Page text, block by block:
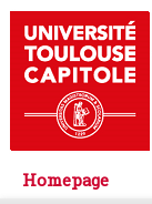
Homepage